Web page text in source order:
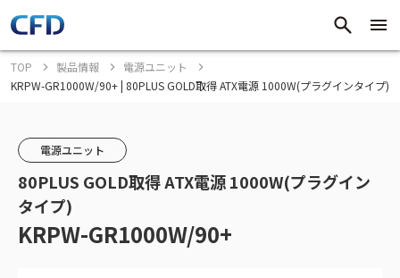
TOP 製品情報
電源ユニット
KRPW-GR1000W/90+ | 80PLUS GOLD取得 ATX電源 1000W(プラグインタイプ)
電源ユニット
80PLUS GOLD取得 ATX電源 1000W(プラグイン
タイプ)
KRPW-GR1000W/90+